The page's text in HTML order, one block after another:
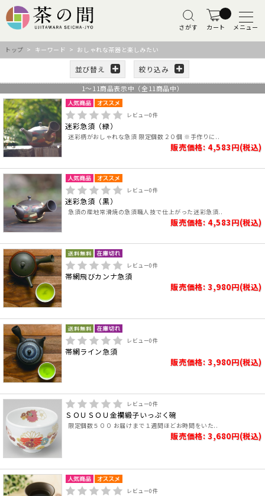
さがす カート メニュー
トップ > キーワード > おしゃれな茶器と楽しみたい
並び替え 絞り込み
1～ 11商品表示中（全 11商品中）
レビュー0件
迷彩急須（緑）
迷彩柄がおしゃれな急須 限定個数２０個 ※手作りに..
販売価格: 4,583円(税込)
レビュー0件
迷彩急須（黒）
急須の産地常滑焼の急須職人技で仕上がった迷彩急須..
販売価格: 4,583円(税込)
レビュー0件
帯網飛びカンナ急須
販売価格: 3,980円(税込)
レビュー0件
帯網ライン急須
販売価格: 3,980円(税込)
レビュー0件
ＳＯＵＳＯＵ金襴緞子いっぷく碗
限定個数５００ お届けまで１週間ほどお時間をいた..
販売価格: 3,680円(税込)
レビュー0件